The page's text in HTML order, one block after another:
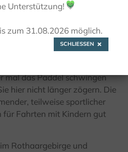
mal das Paddel schwingen
hier nicht länger zögern. Die
teilweise sportlicher
für Fahrten mit Kindern gut
Rothaargebirge und
Unterstützung! 💚
zum 31.08.2026 möglich.
SCHLIESSEN